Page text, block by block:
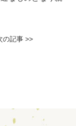
の記事 >>